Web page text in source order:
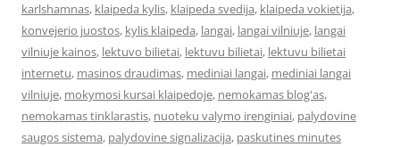
karlshamnas, klaipeda kylis, klaipeda svedija, klaipeda vokietija,
konvejerio juostos, kylis klaipeda, langai, langai vilniuje, langai
vilniuje kainos, lektuvo bilietai, lektuvu bilietai, lektuvu bilietai
internetu, masinos draudimas, mediniai langai, mediniai langai
vilniuje, mokymosi kursai klaipedoje, nemokamas blog'as,
nemokamas tinklarastis, nuoteku valymo irenginiai, palydovine
saugos sistema, palydovine signalizacija, paskutines minutes